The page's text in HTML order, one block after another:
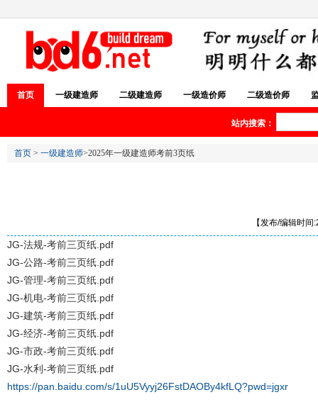
首页 一级建造师 二级建造师 一级造价师 二级造价师
站内搜索：
首页 > 一级建造师>2025年一级建造师考前3页纸
【发布/编辑时
JG-法规-考前三页纸.pdf
JG-公路-考前三页纸.pdf
JG-管理-考前三页纸.pdf
JG-机电-考前三页纸.pdf
JG-建筑-考前三页纸.pdf
JG-经济-考前三页纸.pdf
JG-市政-考前三页纸.pdf
JG-水利-考前三页纸.pdf
https://pan.baidu.com/s/1uU5Vyyj26FstDAOBy4kfLQ?pwd=jgxr